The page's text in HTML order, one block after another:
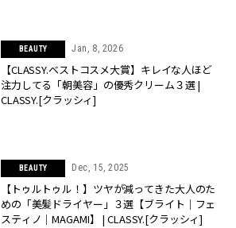
BEAUTY Jan, 8, 2026
【CLASSY.ベストコスメ大賞】キレイな人ほど
注力してる「朝美容」の優秀クリーム３選 |
CLASSY.[クラッシィ]
BEAUTY Dec, 15, 2025
【トゥルトゥル！】ツヤが減ってきた大人のた
めの「美髪ドライヤー」３選【ブライト│フェ
スティノ│MAGAMI】 | CLASSY.[クラッシィ]